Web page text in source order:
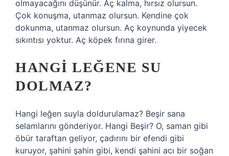
olmayacağını düşünür. Aç kalma, hırsız olursun.
Çok konuşma, utanmaz olursun. Kendine çok
dokunma, utanmaz olursun. Aç koynunda yiyecek
sıkıntısı yoktur. Aç köpek fırına girer.
HANGI LEĞENE SU
DOLMAZ?
Hangi leğen suyla doldurulamaz? Beşir sana
selamlarını gönderiyor. Hangi Beşir? O, saman gibi
öbür taraftan geliyor, çadırını bir efendi gibi
kuruyor, şahini şahin gibi, kendi şahini acı bir soğan